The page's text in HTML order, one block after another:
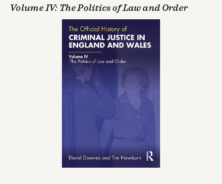
Volume IV: The Politics of Law and Order